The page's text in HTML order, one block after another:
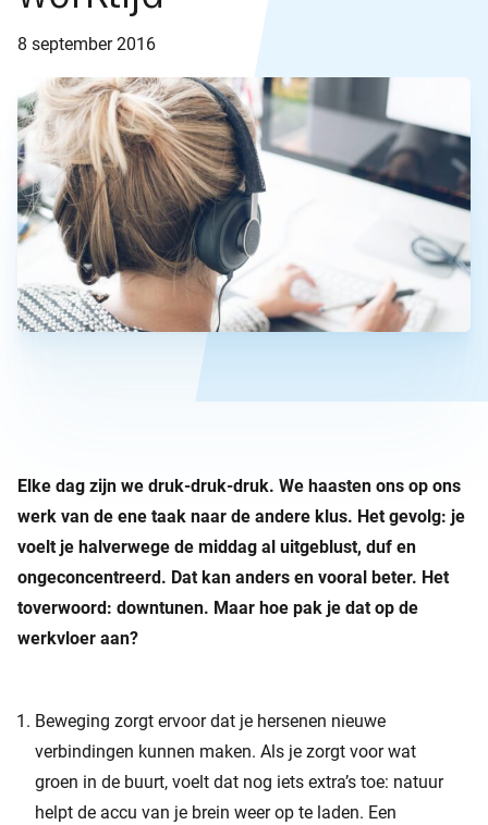
8 september 2016
Elke dag zijn we druk-druk-druk. We haasten ons op ons
werk van de ene taak naar de andere klus. Het gevolg: je
voelt je halverwege de middag al uitgeblust, duf en
ongeconcentreerd. Dat kan anders en vooral beter. Het
toverwoord: downtunen. Maar hoe pak je dat op de
werkvloer aan?
Beweging zorgt ervoor dat je hersenen nieuwe
verbindingen kunnen maken. Als je zorgt voor wat
groen in de buurt, voelt dat nog iets extra’s toe: natuur
helpt de accu van je brein weer op te laden. Een